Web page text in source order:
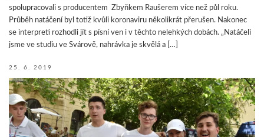
spolupracovali s producentem Zbyňkem Raušerem více než půl roku.
Průběh natáčení byl totiž kvůli koronaviru několikrát přerušen. Nakonec
se interpreti rozhodli jít s písní ven i v těchto nelehkých dobách. „Natáčeli
jsme ve studiu ve Svárově, nahrávka je skvělá a […]
25. 6. 2019